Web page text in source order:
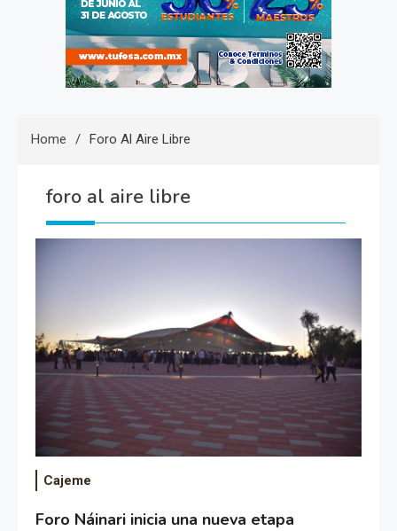
Home Foro Al Aire Libre
foro al aire libre
Cajeme
Foro Náinari inicia una nueva etapa